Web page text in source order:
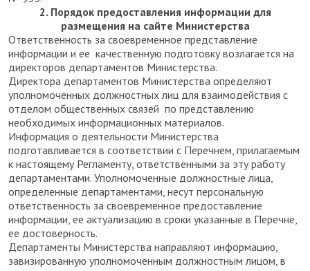
2. Порядок предоставления информации для
размещения на сайте Министерства
Ответственность за своевременное представление
информации и ее качественную подготовку возлагается на
директоров департаментов Министерства.
Директора департаментов Министерства определяют
уполномоченных должностных лиц для взаимодействия с
отделом общественных связей по представлению
необходимых информационных материалов.
Информация о деятельности Министерства
подготавливается в соответствии с Перечнем, прилагаемым
к настоящему Регламенту, ответственными за эту работу
департаментами. Уполномоченные должностные лица,
определенные департаментами, несут персональную
ответственность за своевременное предоставление
информации, ее актуализацию в сроки указанные в Перечне,
ее достоверность.
Департаменты Министерства направляют информацию,
завизированную уполномоченным должностным лицом, в